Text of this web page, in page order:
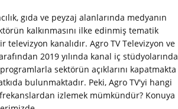
gıda ve peyzaj alanlarında medyanın
kalkınmasını ilke edinmiş tematik
televizyon kanalıdır. Agro TV Televizyon ve
2019 yılında kanal iç stüdyolarında
sektörün açıklarını kapatmakta
bulunmaktadır. Peki, Agro TV'yi hangi
izlemek mümkündür? Konuya